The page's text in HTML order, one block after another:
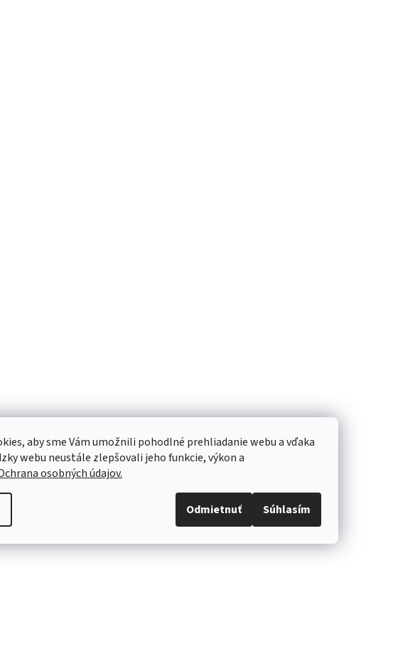
aby sme Vám umožnili pohodlné prehliadanie webu a vďaka
webu neustále zlepšovali jeho funkcie, výkon a
osobných údajov.
Odmietnuť Súhlasím